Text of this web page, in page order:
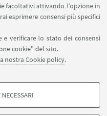
facoltativi attivando l'opzione in
esprimere consensi più specifici
e verificare lo stato dei consensi
cookie" del sito.
nostra Cookie policy.
SU: